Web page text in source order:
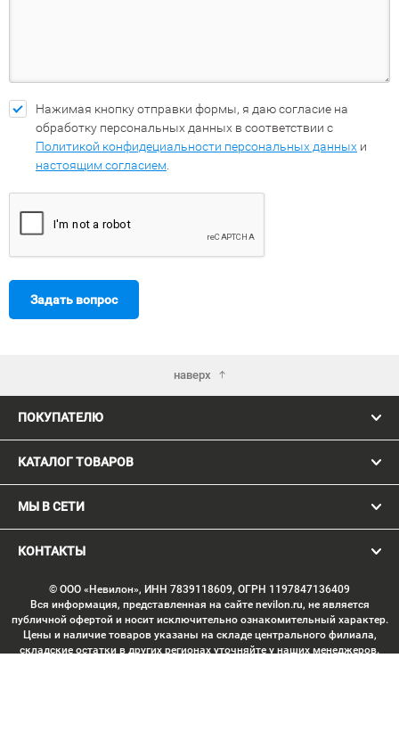
Нажимая кнопку отправки формы, я даю согласие на
обработку персональных данных в соответствии с
Политикой конфидециальности персональных данных и
настоящим согласием
Задать вопрос
наверх
ПОКУПАТЕЛЮ
КАТАЛОГ ТОВАРОВ
МЫ В СЕТИ
КОНТАКТЫ
© ООО «Невилон», ИНН 7839118609, ОГРН 1197847136409
Вся информация, представленная на сайте nevilon.ru, не является
публичной офертой и носит исключительно ознакомительный характер.
Цены и наличие товаров указаны на складе центрального филиала,
складские остатки в других регионах уточняйте у наших менеджеров.